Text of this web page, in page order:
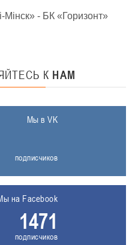
- БК «Горизонт»
К НАМ
Мы в VK
подписчиков
на Facebook
1471
подписчиков